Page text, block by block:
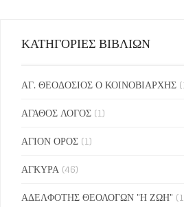
ΚΑΤΗΓΟΡΙΕΣ ΒΙΒΛΙΩΝ
ΑΓ. ΘΕΟΔΟΣΙΟΣ Ο ΚΟΙΝΟΒΙΑΡΧΗΣ
ΑΓΑΘΟΣ ΛΟΓΟΣ (1)
ΑΓΙΟΝ ΟΡΟΣ (1)
ΑΓΚΥΡΑ (46)
ΑΔΕΛΦΟΤΗΣ ΘΕΟΛΟΓΩΝ "Η ΖΩΗ"